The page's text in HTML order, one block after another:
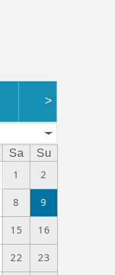
>
Sa
Su
1
2
8 9
15 16
22 23